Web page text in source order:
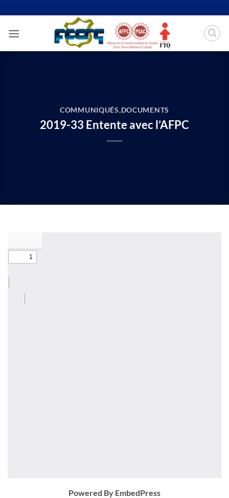
au
contenu
COMMUNIQUÉS,DOCUMENTS
2019-33 Entente avec l’AFPC
Powered By EmbedPress